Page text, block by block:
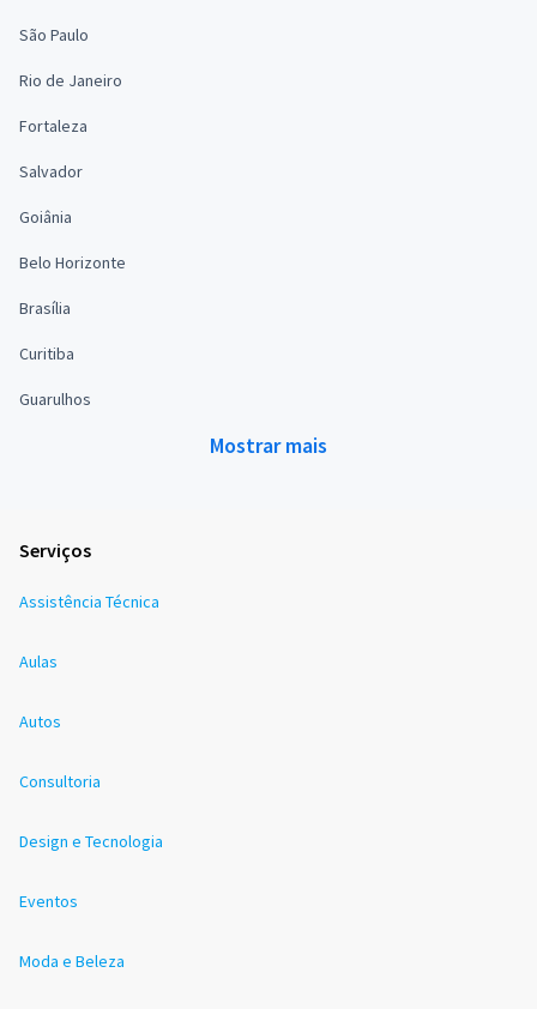
São Paulo
Rio de Janeiro
Fortaleza
Salvador
Goiânia
Belo Horizonte
Brasília
Curitiba
Guarulhos
Mostrar mais
Serviços
Assistência Técnica
Aulas
Autos
Consultoria
Design e Tecnologia
Eventos
Moda e Beleza